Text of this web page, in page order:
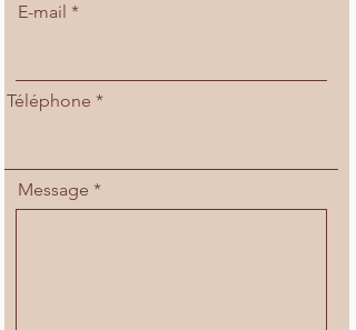
E-mail
Téléphone
Message